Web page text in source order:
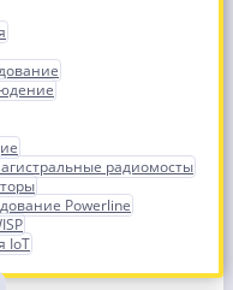
радиомосты
Powerline
IoT